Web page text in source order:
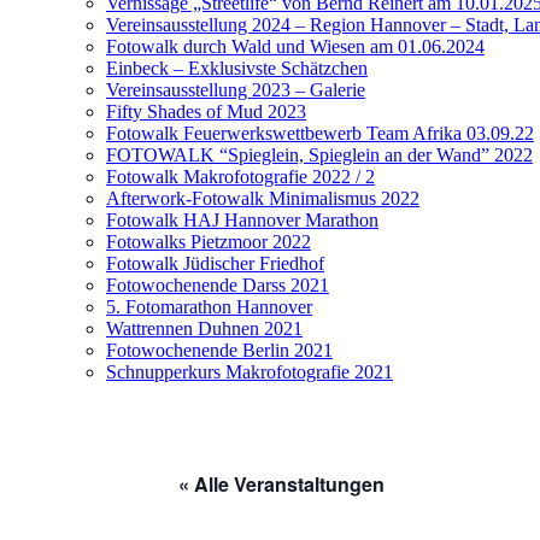
Vereinsausstellung 2024 – Region Hannover – Stadt,
Fotowalk durch Wald und Wiesen am 01.06.2024
Einbeck – Exklusivste Schätzchen
Vereinsausstellung 2023 – Galerie
Fifty Shades of Mud 2023
Fotowalk Feuerwerkswettbewerb Team Afrika 03.09.22
FOTOWALK “Spieglein, Spieglein an der Wand” 2022
Fotowalk Makrofotografie 2022 / 2
Afterwork-Fotowalk Minimalismus 2022
Fotowalk HAJ Hannover Marathon
Fotowalks Pietzmoor 2022
Fotowalk Jüdischer Friedhof
Fotowochenende Darss 2021
5. Fotomarathon Hannover
Wattrennen Duhnen 2021
Fotowochenende Berlin 2021
Schnupperkurs Makrofotografie 2021
« Alle Veranstaltungen